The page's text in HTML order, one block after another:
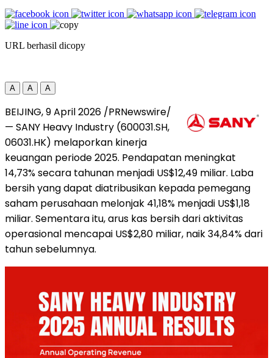
URL berhasil dicopy
A A A
BEIJING, 9 April 2026 /PRNewswire/
— SANY Heavy Industry (600031.SH,
06031.HK) melaporkan kinerja
keuangan periode 2025. Pendapatan meningkat
14,73% secara tahunan menjadi US$12,49 miliar. Laba
bersih yang dapat diatribusikan kepada pemegang
saham perusahaan melonjak 41,18% menjadi US$1,18
miliar. Sementara itu, arus kas bersih dari aktivitas
operasional mencapai US$2,80 miliar, naik 34,84% dari
tahun sebelumnya.